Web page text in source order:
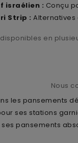
israélien : Conçu
Strip : Alternatives
en
Nous
les pansements
ses stations
pansements